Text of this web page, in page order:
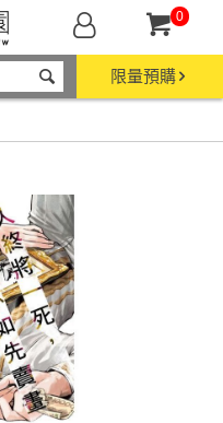
0
限量預購